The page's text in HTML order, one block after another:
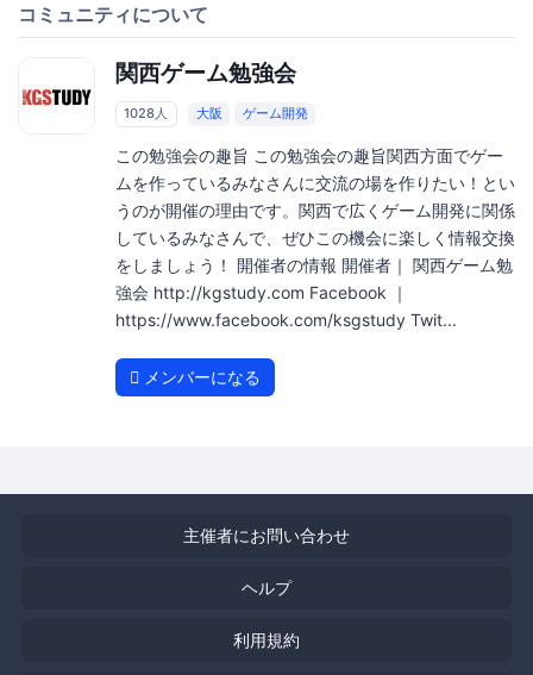
コミュニティについて
関西ゲーム勉強会
1028人 大阪 ゲーム開発
この勉強会の趣旨 この勉強会の趣旨関西方面でゲー
ムを作っているみなさんに交流の場を作りたい！とい
うのが開催の理由です。関西で広くゲーム開発に関係
しているみなさんで、ぜひこの機会に楽しく情報交換
をしましょう！ 開催者の情報 開催者｜ 関西ゲーム勉
強会 http://kgstudy.com Facebook ｜
https://www.facebook.com/ksgstudy Twit...
メンバーになる
主催者にお問い合わせ
ヘルプ
利用規約